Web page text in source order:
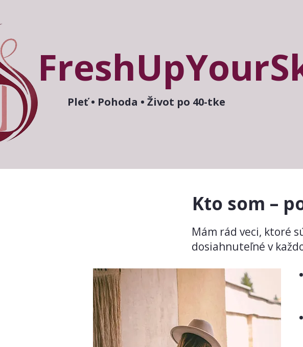
Pleť • Pohoda • Život po 40-tke
Kto som –
Mám rád veci, ktoré
dosiahnuteľné v